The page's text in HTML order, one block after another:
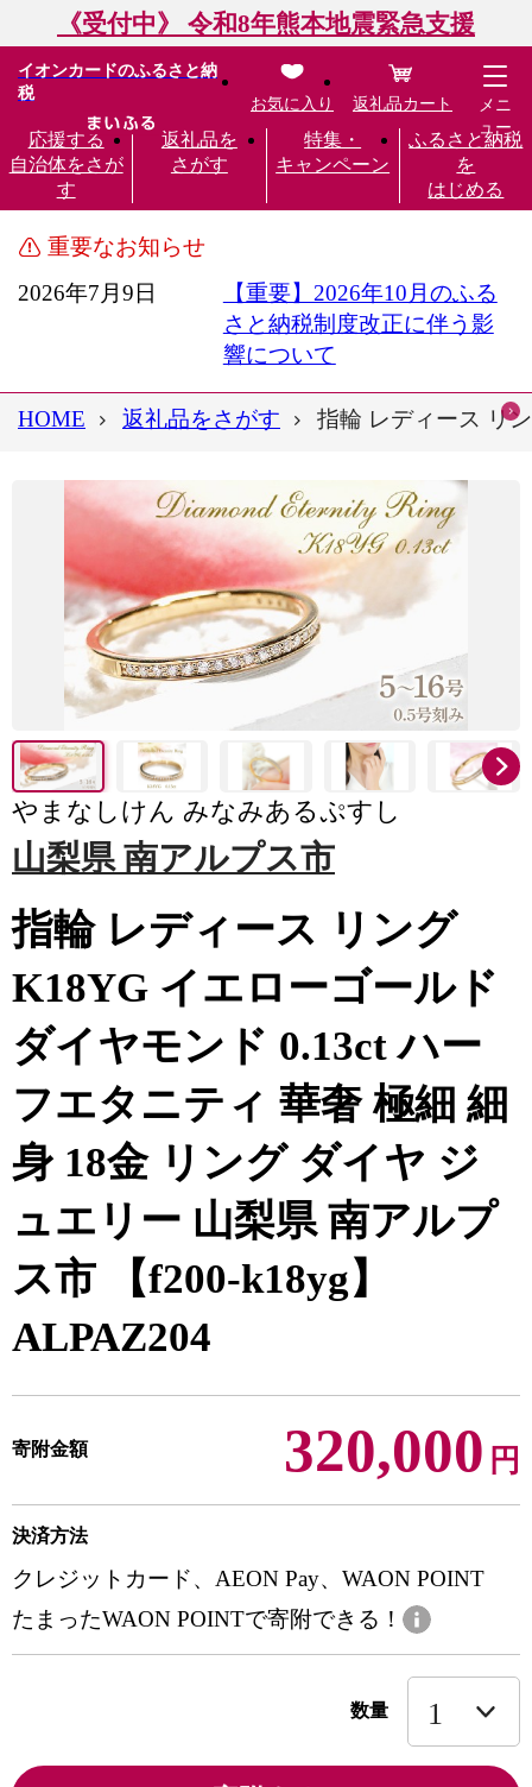
《受付中》 令和8年熊本地震緊急支援
イオンカードのふるさと納
税
応援する
自治体をさが
す
返礼品を
さがす
特集・
キャンペーン
ふるさと納税
を
はじめる
お気に入り 返礼品カート
メニ
ュー
重要なお知らせ
2026年7月9日
【重要】2026年10月のふる
さと納税制度改正に伴う影
響について
HOME 返礼品をさがす 指輪 レディース リ
やまなしけん みなみあるぷすし
山梨県 南アルプス市
指輪 レディース リング
K18YG イエローゴールド
ダイヤモンド 0.13ct ハー
フエタニティ 華奢 極細 細
身 18金 リング ダイヤ ジ
ュエリー 山梨県 南アルプ
ス市 【f200-k18yg】
ALPAZ204
寄附金額 320,000 円
決済方法
クレジットカード、AEON Pay、WAON POINT
たまったWAON POINTで寄附できる！
数量